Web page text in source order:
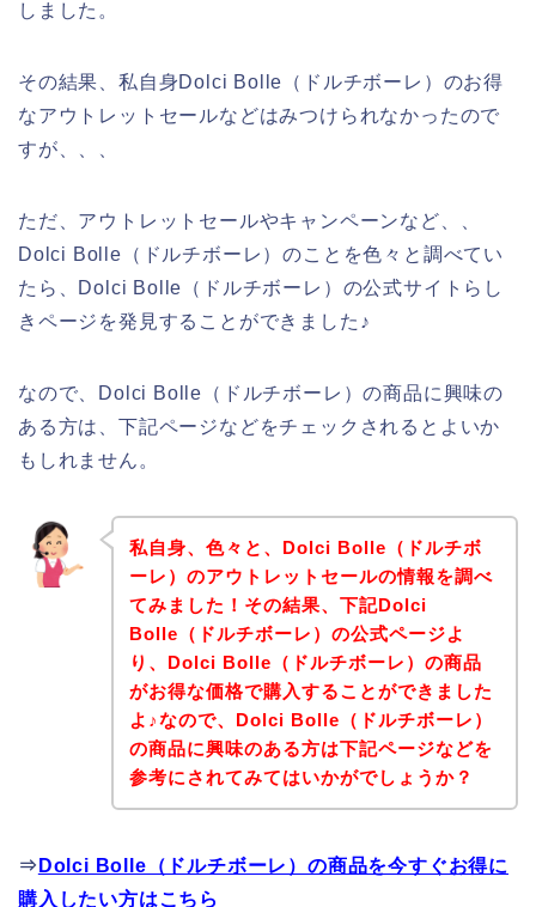
しました。
その結果、私自身Dolci Bolle（ドルチボーレ）のお得
なアウトレットセールなどはみつけられなかったので
すが、、、
ただ、アウトレットセールやキャンペーンなど、、
Dolci Bolle（ドルチボーレ）のことを色々と調べてい
たら、Dolci Bolle（ドルチボーレ）の公式サイトらし
きページを発見することができました♪
なので、Dolci Bolle（ドルチボーレ）の商品に興味の
ある方は、下記ページなどをチェックされるとよいか
もしれません。
私自身、色々と、Dolci Bolle（ドルチボ
ーレ）のアウトレットセールの情報を調べ
てみました！その結果、下記Dolci
Bolle（ドルチボーレ）の公式ページよ
り、Dolci Bolle（ドルチボーレ）の商品
がお得な価格で購入することができました
よ♪なので、Dolci Bolle（ドルチボーレ）
の商品に興味のある方は下記ページなどを
参考にされてみてはいかがでしょうか？
⇒ Dolci Bolle（ドルチボーレ）の商品を今すぐお得に
購入したい方はこちら